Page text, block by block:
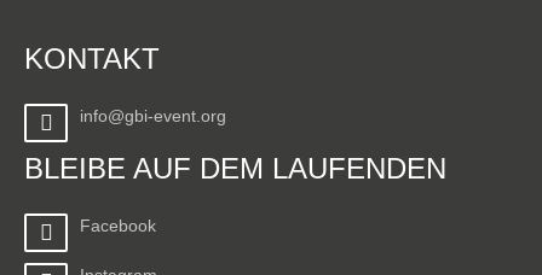
KONTAKT
info@gbi-event.org
BLEIBE AUF DEM LAUFENDEN
Facebook